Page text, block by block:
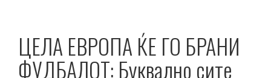
ЦЕЛА ЕВРОПА ЌЕ ГО БРАНИ
ФУДБАЛОТ: Буквално сите